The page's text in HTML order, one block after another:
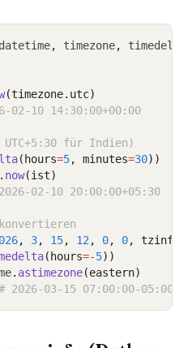
, timezone, timedelta
(timezone.utc)
02-10 14:30:00+00:00
für Indien)
(hours=5, minutes=30))
. now(ist)
02-10 20:00:00+05:30
, 3, 15, 12 , 0, 0, tzinfo
(hours=-5))
. astimezone(eastern)
2026-03-15 07:00:00-05:00